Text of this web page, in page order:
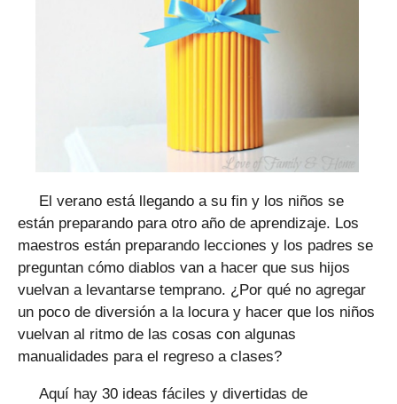
El verano está llegando a su fin y los niños se
están preparando para otro año de aprendizaje. Los
maestros están preparando lecciones y los padres se
preguntan cómo diablos van a hacer que sus hijos
vuelvan a levantarse temprano. ¿Por qué no agregar
un poco de diversión a la locura y hacer que los niños
vuelvan al ritmo de las cosas con algunas
manualidades para el regreso a clases?
Aquí hay 30 ideas fáciles y divertidas de